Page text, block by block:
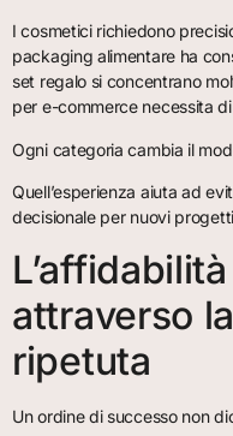
I cosmetici richiedono
packaging alimentare ha
set regalo si concentrano
per e-commerce necessita
Ogni categoria cambia il
Quell’esperienza aiuta ad
decisionale per nuovi
attraverso
ripetuta
Un ordine di successo non